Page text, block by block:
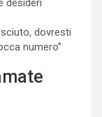
desideri
dovresti
numero”